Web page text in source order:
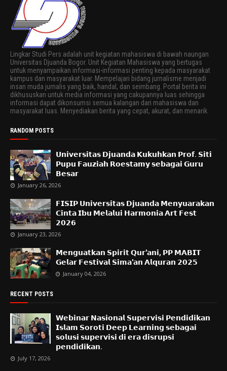
Lingkar Studi Pers adalah unit kegiatan mahasiswa di bawah naungan
Universitas Djuanda Bogor. Unit Kegiatan Mahasiswa yang bertugas
untuk menyampaikan informasi-informasi penting kepada masyarakat
kampus dan masyarakat luar. Mempelajari bidang jurnalisme menjadi
insan muda jurnalis yang baik, handal, dan seimbang. Portal berita ini
dikhususkan untuk media informasi yang cakupannya luas sehingga
informasi dapat dikonsumsi semua kalangan dari mahasiswa dan
masyarakat luas. Menyediakan berita yang cepat, akurat, dan menarik.
RANDOM POSTS
𝗨𝗻𝗶𝘃𝗲𝗿𝘀𝗶𝘁𝗮𝘀 𝗗𝗷𝘂𝗮𝗻𝗱𝗮 𝗞𝘂𝗸𝘂𝗵𝗸𝗮𝗻 𝗣𝗿𝗼𝗳. 𝗦𝗶𝘁𝗶
𝗣𝘂𝗽𝘂 𝗙𝗮𝘂𝘇𝗶𝗮𝗵 𝗥𝗼𝗲𝘀𝘁𝗮𝗺𝘆 𝘀𝗲𝗯𝗮𝗴𝗮𝗶 𝗚𝘂𝗿𝘂
𝗕𝗲𝘀𝗮𝗿
January 26, 2026
𝗙𝗜𝗦𝗜𝗣 𝗨𝗻𝗶𝘃𝗲𝗿𝘀𝗶𝘁𝗮𝘀 𝗗𝗷𝘂𝗮𝗻𝗱𝗮 𝗠𝗲𝗻𝘆𝘂𝗮𝗿𝗮𝗸𝗮𝗻
𝗖𝗶𝗻𝘁𝗮 𝗜𝗯𝘂 𝗠𝗲𝗹𝗮𝗹𝘂𝗶 𝗛𝗮𝗿𝗺𝗼𝗻𝗶𝗮 𝗔𝗿𝘁 𝗙𝗲𝘀𝘁
𝟮𝟬𝟮𝟲
January 23, 2026
𝗠𝗲𝗻𝗴𝘂𝗮𝘁𝗸𝗮𝗻 𝗦𝗽𝗶𝗿𝗶𝘁 𝗤𝘂𝗿'𝗮𝗻𝗶, 𝗣𝗣 𝗠𝗔𝗕𝗜𝗧
𝗚𝗲𝗹𝗮𝗿 𝗙𝗲𝘀𝘁𝗶𝘃𝗮𝗹 𝗦𝗶𝗺𝗮'𝗮𝗻 𝗔𝗹𝗾𝘂𝗿𝗮𝗻 𝟮𝟬𝟮𝟱
January 04, 2026
RECENT POSTS
𝗪𝗲𝗯𝗶𝗻𝗮𝗿 𝗡𝗮𝘀𝗶𝗼𝗻𝗮𝗹 𝗦𝘂𝗽𝗲𝗿𝘃𝗶𝘀𝗶 𝗣𝗲𝗻𝗱𝗶𝗱𝗶𝗸𝗮𝗻
𝗜𝘀𝗹𝗮𝗺 𝗦𝗼𝗿𝗼𝘁𝗶 𝗗𝗲𝗲𝗽 𝗟𝗲𝗮𝗿𝗻𝗶𝗻𝗴 𝘀𝗲𝗯𝗮𝗴𝗮𝗶
𝘀𝗼𝗹𝘂𝘀𝗶 𝘀𝘂𝗽𝗲𝗿𝘃𝗶𝘀𝗶 𝗱𝗶 𝗲𝗿𝗮 𝗱𝗶𝘀𝗿𝘂𝗽𝘀𝗶
𝗽𝗲𝗻𝗱𝗶𝗱𝗶𝗸𝗮𝗻.
July 17, 2026